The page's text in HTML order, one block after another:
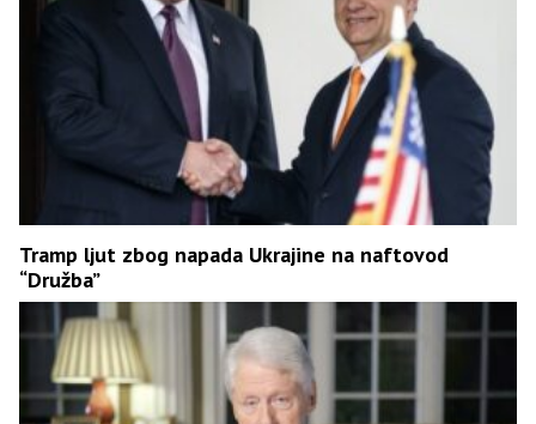
Tramp ljut zbog napada Ukrajine na naftovod
“Družba”